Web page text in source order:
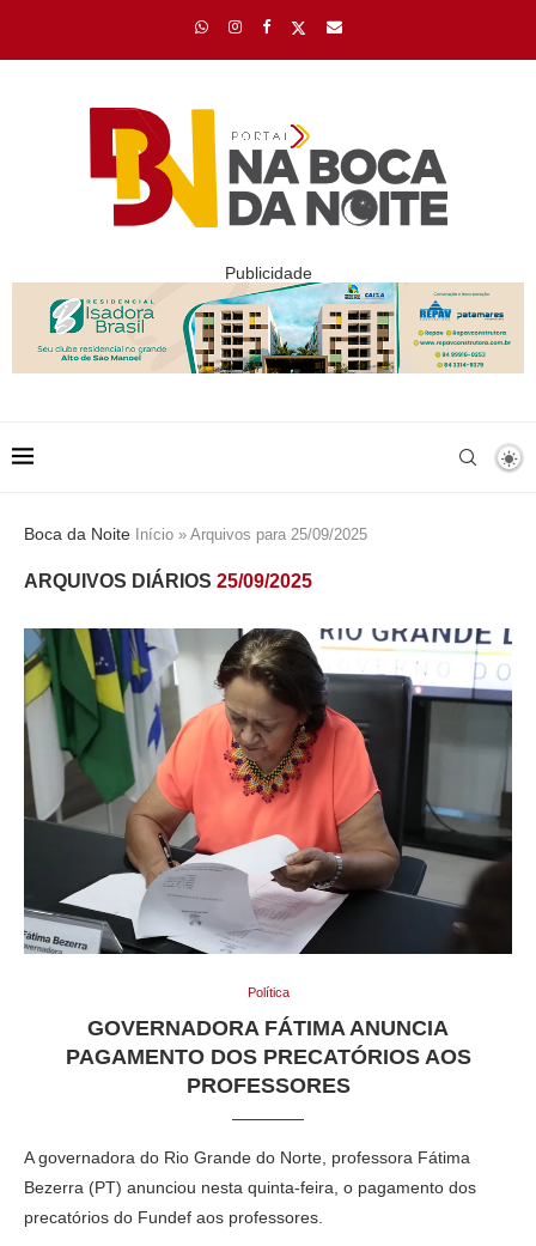
Publicidade
Boca da Noite Início » Arquivos para 25/09/2025
ARQUIVOS DIÁRIOS 25/09/2025
Política
GOVERNADORA FÁTIMA ANUNCIA
PAGAMENTO DOS PRECATÓRIOS AOS
PROFESSORES
A governadora do Rio Grande do Norte, professora Fátima
Bezerra (PT) anunciou nesta quinta-feira, o pagamento dos
precatórios do Fundef aos professores.